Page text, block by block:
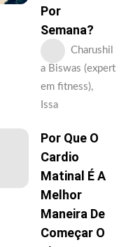
Por
Semana?
Charushil
a Biswas (expert
em fitness),
Issa
Por Que O
Cardio
Matinal É A
Melhor
Maneira De
Começar O